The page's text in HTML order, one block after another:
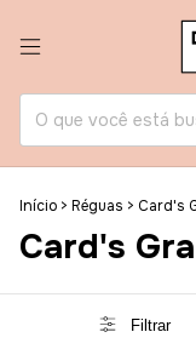
Início > Réguas > Card's
Card's
Filtrar